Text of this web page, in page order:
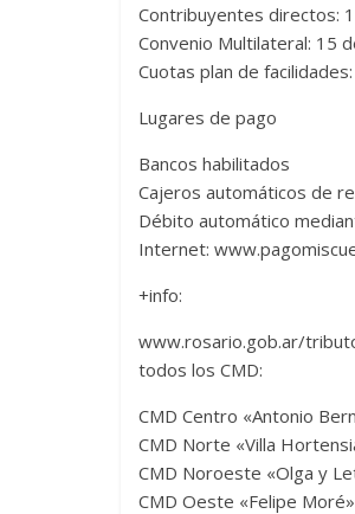
Contribuyentes directos:
Convenio Multilateral: 15
Cuotas plan de
Lugares de pago
Bancos habilitados
Cajeros automáticos de
Débito automático
Internet:
+info:
www.rosario.gob.ar/
todos los CMD:
CMD Centro «Antonio
CMD Norte «Villa
CMD Noroeste «Olga y
CMD Oeste «Felipe Moré»